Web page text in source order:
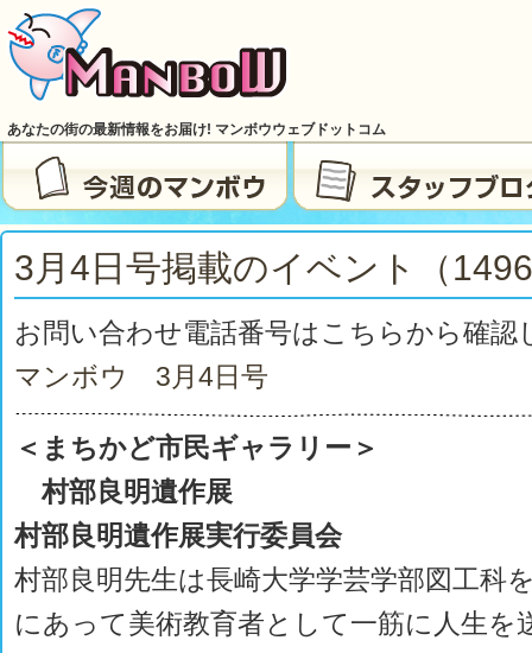
あなたの街の最新情報をお届け! マンボウウェブドットコム
3月4日号掲載のイベント（
お問い合わせ電話番号はこちらから確
マンボウ 3月4日号
＜まちかど市民ギャラリー＞
村部良明遺作展
村部良明遺作展実行委員会
村部良明先生は長崎大学学芸学部図工科
にあって美術教育者として一筋に人生を